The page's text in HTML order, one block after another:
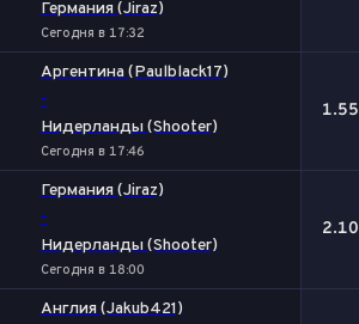
Германия (Jiraz)
Сегодня в 17:32
Аргентина (Paulblack17)
-
Нидерланды (Shooter)
Сегодня в 17:46
1.55
Германия (Jiraz)
-
Нидерланды (Shooter)
Сегодня в 18:00
2.10
Англия (Jakub421)